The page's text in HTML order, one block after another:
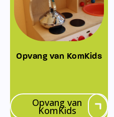
Opvang van KomKids
Opvang van
KomKids